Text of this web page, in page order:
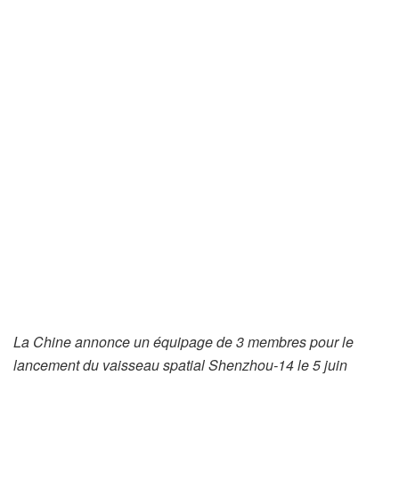
La Chine annonce un équipage de 3 membres pour le
lancement du vaisseau spatial Shenzhou-14 le 5 juin